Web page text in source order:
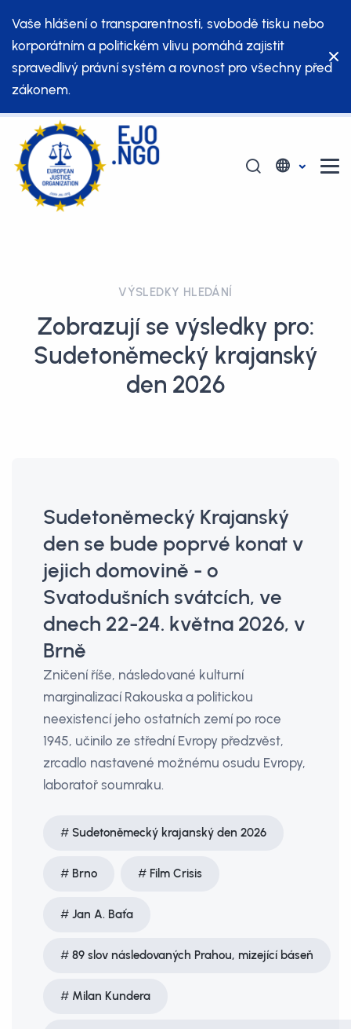
Vaše hlášení o transparentnosti, svobodě tisku nebo
korporátním a politickém vlivu pomáhá zajistit
spravedlivý právní systém a rovnost pro všechny před
zákonem.
VÝSLEDKY HLEDÁNÍ
Zobrazují se výsledky pro:
Sudetoněmecký krajanský
den 2026
Sudetoněmecký Krajanský
den se bude poprvé konat v
jejich domovině - o
Svatodušních svátcích, ve
dnech 22-24. května 2026, v
Brně
Zničení říše, následované kulturní
marginalizací Rakouska a politickou
neexistencí jeho ostatních zemí po roce
1945, učinilo ze střední Evropy předzvěst,
zrcadlo nastavené možnému osudu Evropy,
laboratoř soumraku.
Sudetoněmecký krajanský den 2026
Brno Film Crisis
Jan A. Baťa
89 slov následovaných Prahou, mizející báseň
Milan Kundera